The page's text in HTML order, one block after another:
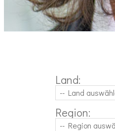
Land:
-- Land
Region:
-- Region